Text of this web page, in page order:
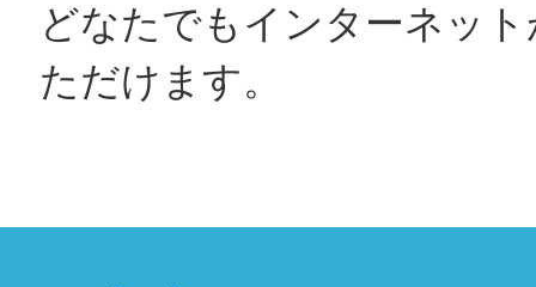
どなたでもインターネッ
ただけます。